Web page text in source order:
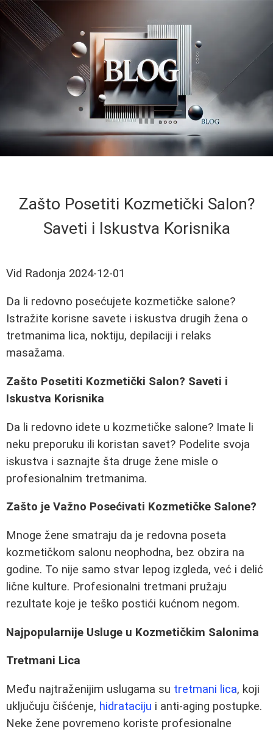
Zašto Posetiti Kozmetički Salon?
Saveti i Iskustva Korisnika
Vid Radonja 2024-12-01
Da li redovno posećujete kozmetičke salone?
Istražite korisne savete i iskustva drugih žena o
tretmanima lica, noktiju, depilaciji i relaks
masažama.
Zašto Posetiti Kozmetički Salon? Saveti i
Iskustva Korisnika
Da li redovno idete u kozmetičke salone? Imate li
neku preporuku ili koristan savet? Podelite svoja
iskustva i saznajte šta druge žene misle o
profesionalnim tretmanima.
Zašto je Važno Posećivati Kozmetičke Salone?
Mnoge žene smatraju da je redovna poseta
kozmetičkom salonu neophodna, bez obzira na
godine. To nije samo stvar lepog izgleda, već i delić
lične kulture. Profesionalni tretmani pružaju
rezultate koje je teško postići kućnom negom.
Najpopularnije Usluge u Kozmetičkim Salonima
Tretmani Lica
Među najtraženijim uslugama su tretmani lica, koji
uključuju čišćenje, hidrataciju i anti-aging postupke.
Neke žene povremeno koriste profesionalne